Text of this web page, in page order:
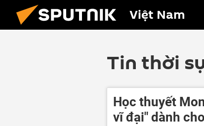
Việt Nam
Tin thời
Học thuyết
vĩ đại" dành